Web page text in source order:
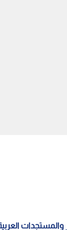
والمستجدات